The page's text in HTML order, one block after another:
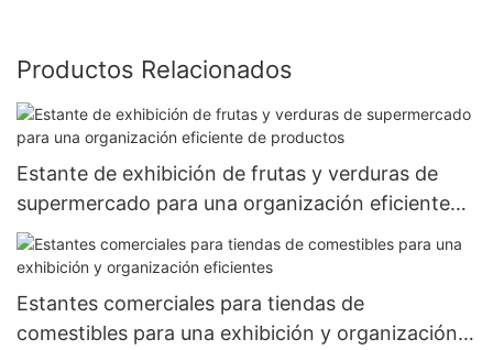
Productos Relacionados
Estante de exhibición de frutas y verduras de
supermercado para una organización eficiente
de productos
Estantes comerciales para tiendas de
comestibles para una exhibición y organización